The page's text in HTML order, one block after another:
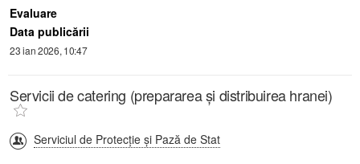
Evaluare
Data publicării
23 ian 2026, 10:47
Servicii de catering (prepararea și distribuirea hranei)
Serviciul de Protecție și Pază de Stat